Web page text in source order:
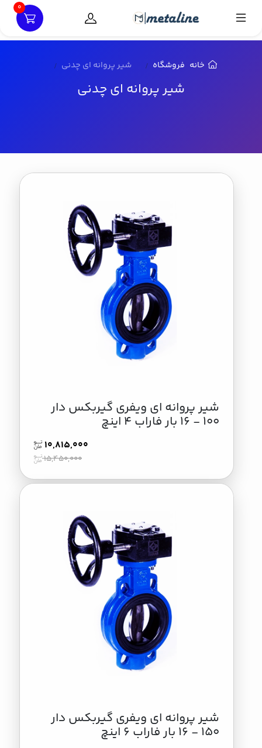
0
خانه فروشگاه شیر پروانه ای چدنی
شیر پروانه ای چدنی
شیر پروانه ای ویفری گیربکس دار
100 - 16 بار فاراب 4 اینچ
10,815,000
15,450,000
شير پروانه اي ويفري گيربكس دار
150 - 16 بار فاراب 6 اینچ